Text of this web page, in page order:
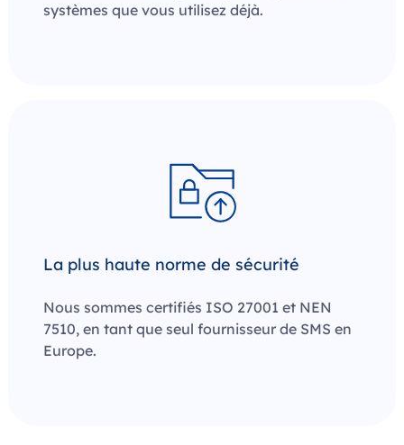
systèmes que vous utilisez déjà.
La plus haute norme de sécurité
Nous sommes certifiés ISO 27001 et NEN
7510, en tant que seul fournisseur de SMS en
Europe.